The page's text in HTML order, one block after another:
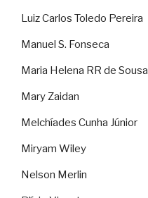
Luiz Carlos Toledo Pereira
Manuel S. Fonseca
Maria Helena RR de Sousa
Mary Zaidan
Melchíades Cunha Júnior
Miryam Wiley
Nelson Merlin